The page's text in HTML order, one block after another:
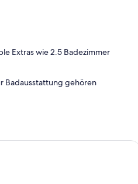
Extras wie 2.5 Badezimmer
Badausstattung gehören
Marizal 2 Arriondas